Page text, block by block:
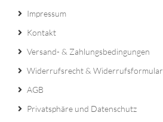
Impressum
Kontakt
Versand- & Zahlungsbedingungen
Widerrufsrecht & Widerrufsformular
AGB
Privatsphäre und Datenschutz